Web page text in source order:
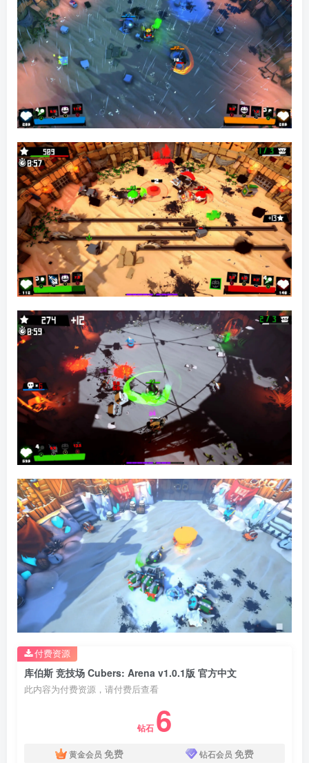
库伯斯 竞技场 Cubers: Arena v1.0.1版 官方中文
此内容为付费资源，请付费后查看
钻石 6
黄金会员 免费 钻石会员 免费
付费资源